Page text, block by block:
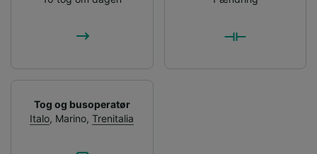
Tog og busoperatør
Italo, Marino,Trenitalia